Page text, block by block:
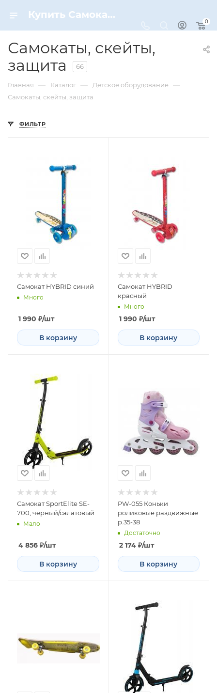
Купить Самокаты, скейты, защита по цене от 675 ₽ рублей в Москве с доставкой
0
Самокаты, скейты,
защита
66
Главная — Каталог — Детское оборудование —
Самокаты, скейты, защита
ФИЛЬТР
Самокат HYBRID синий
Много
1 990 ₽/шт
В корзину
Самокат HYBRID
красный
Много
1 990 ₽/шт
В корзину
Самокат SportElite SE-
700, черный/салатовый
Мало
4 856 ₽/шт
В корзину
PW-055 Коньки
роликовые раздвижные
р.35-38
Достаточно
2 174₽/шт
В корзину